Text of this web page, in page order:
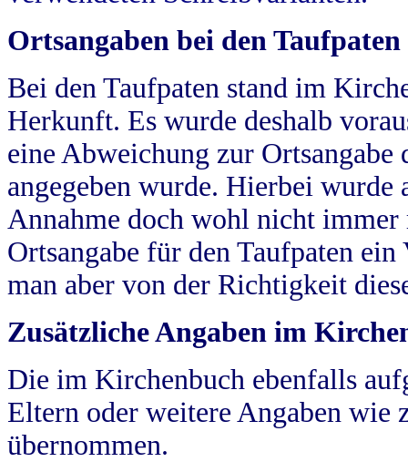
Ortsangaben bei den Taufpaten
Bei den Taufpaten stand im
Herkunft. Es wurde deshalb
eine Abweichung zur
angegeben wurde. Hierbei wurde
Annahme doch wohl nicht
Ortsangabe für den Taufpaten
man aber von der Richtigkeit
Zusätzliche Angaben im
Die im Kirchenbuch ebenfalls
Eltern oder weitere Angaben wie
übernommen.